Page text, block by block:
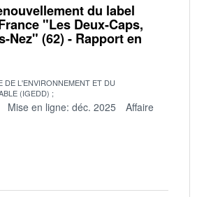
du label
"Les Deux-Caps,
Nez" (62) - Rapport en
DE L'ENVIRONNEMENT ET DU
(IGEDD)
Mise en ligne: déc. 2025
Affaire